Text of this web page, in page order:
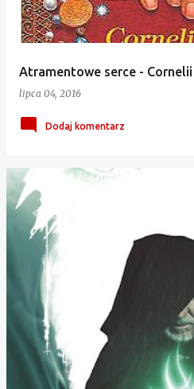
Atramentowe serce -
lipca 04, 2016
Dodaj komentarz